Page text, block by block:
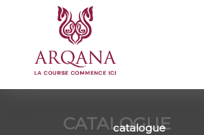
CATALOGUE
catalogue